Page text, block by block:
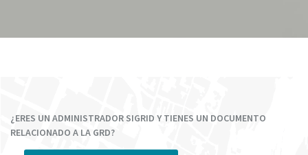
¿ERES UN ADMINISTRADOR SIGRID Y TIENES UN DOCUMENTO
RELACIONADO A LA GRD?